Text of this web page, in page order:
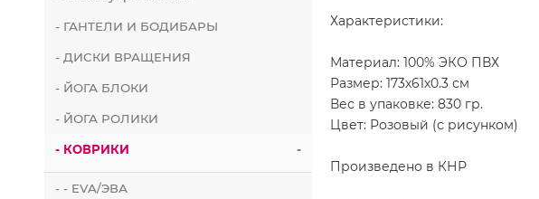
- ГАНТЕЛИ И БОДИБАРЫ
- ДИСКИ ВРАЩЕНИЯ
- ЙОГА БЛОКИ
- ЙОГА РОЛИКИ
- КОВРИКИ -
- - EVA/ЭВА
Характеристики:
Материал: 100% ЭКО ПВХ
Размер: 173х61х0.3 см
Вес в упаковке: 830 гр.
Цвет: Розовый (с рисунком)
Произведено в КНР